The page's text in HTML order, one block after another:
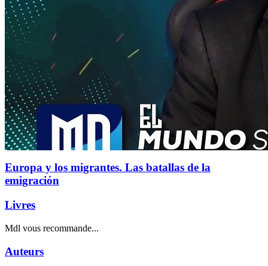
Europa y los migrantes. Las batallas de la
emigración
Livres
Mdl vous recommande...
Auteurs